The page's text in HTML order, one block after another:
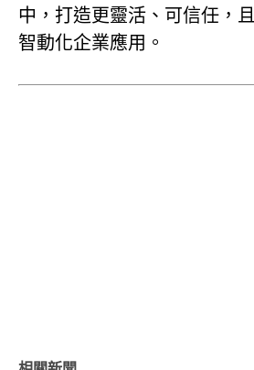
中，打造更靈活、可信任，
智動化企業應用。